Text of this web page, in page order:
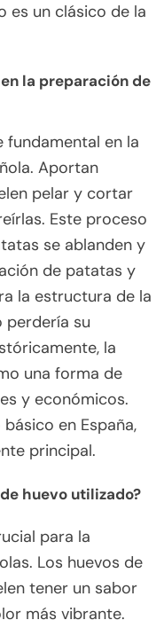
es un clásico de la
la preparación de
fundamental en la
Aportan
pelar y cortar
Este proceso
se ablanden y
de patatas y
la estructura de la
perdería su
la
una forma de
y económicos.
en España,
principal.
huevo utilizado?
para la
Los huevos de
tener un sabor
más vibrante.